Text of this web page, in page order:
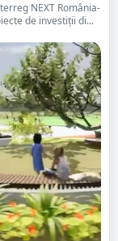
NEXT România-
de investiții di...